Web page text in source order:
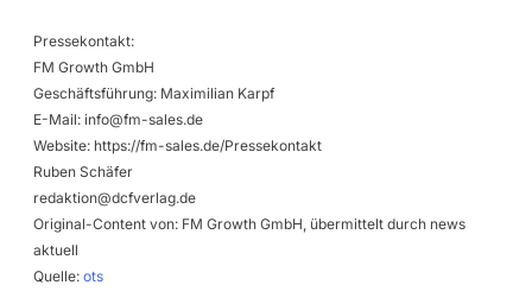
Pressekontakt:
FM Growth GmbH
Geschäftsführung: Maximilian Karpf
E-Mail: info@fm-sales.de
Website: https://fm-sales.de/Pressekontakt
Ruben Schäfer
redaktion@dcfverlag.de
Original-Content von: FM Growth GmbH, übermittelt durch news
aktuell
Quelle: ots